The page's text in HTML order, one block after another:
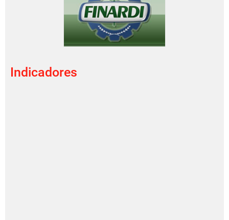
Indicadores